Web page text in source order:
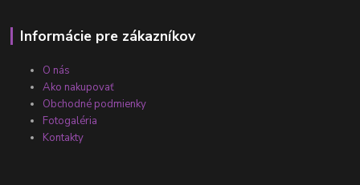
Informácie pre zákazníkov
O nás
Ako nakupovať
Obchodné podmienky
Fotogaléria
Kontakty